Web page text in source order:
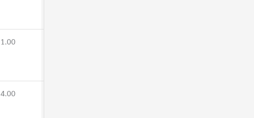
1.00
4.00